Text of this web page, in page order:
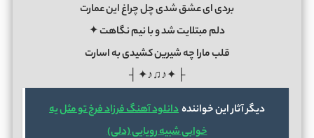
بردی ای عشق شدی چل چراغ این عمارت
دلم مبتلایت شد و با نیم نگاهت ✦
قلب مارا چه شیرین کشیدی به اسارت
├ ✦♪♫♪✦ ┤
دیگر آثار این خوانندهدانلود آهنگ فرزاد فرخ تو مثل یه
خوابی شبیه رویایی (دلی)